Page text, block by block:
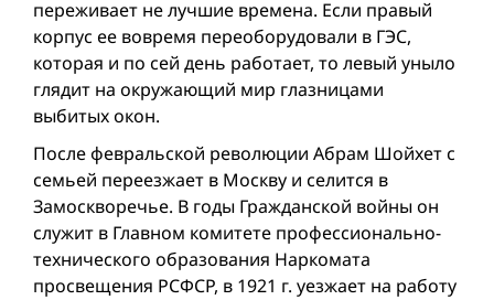
переживает не лучшие времена. Если правый
корпус ее вовремя переоборудовали в ГЭС,
которая и по сей день работает, то левый уныло
глядит на окружающий мир глазницами
выбитых окон.
После февральской революции Абрам Шойхет с
семьей переезжает в Москву и селится в
Замоскворечье. В годы Гражданской вой­ны он
служит в Главном комитете профессионально-
технического образования Наркомата
просвещения РСФСР, в 1921 г. уезжает на работу